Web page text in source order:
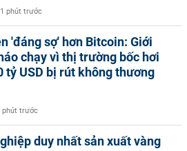
1 phút trước
'đáng sợ' hơn Bitcoin: Giới
chạy vì thị trường bốc hơi
tỷ USD bị rút không thương
phút trước
duy nhất sản xuất vàng